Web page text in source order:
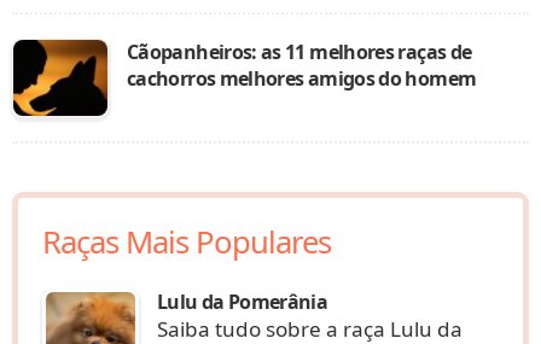
Cãopanheiros: as 11 melhores raças de
cachorros melhores amigos do homem
Raças Mais Populares
Lulu da Pomerânia
Saiba tudo sobre a raça Lulu da